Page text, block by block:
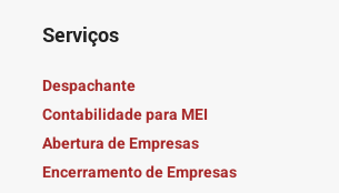
Serviços
Despachante
Contabilidade para MEI
Abertura de Empresas
Encerramento de Empresas